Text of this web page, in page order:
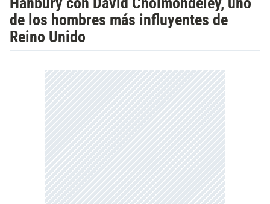
de los hombres más influyentes de
Reino Unido